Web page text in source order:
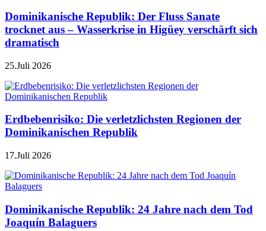
Dominikanische Republik: Der Fluss Sanate
trocknet aus – Wasserkrise in Higüey verschärft sich
dramatisch
25.Juli 2026
Erdbebenrisiko: Die verletzlichsten Regionen der
Dominikanischen Republik
17.Juli 2026
Dominikanische Republik: 24 Jahre nach dem Tod
Joaquín Balaguers